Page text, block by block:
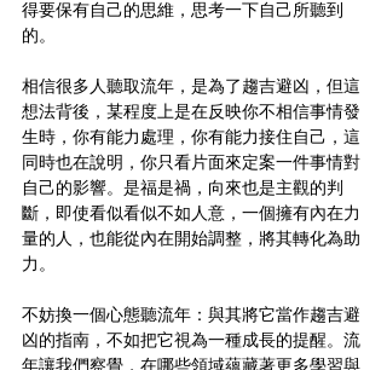
得要保有自己的思維，思考一下自己所聽到
的。
相信很多人聽取流年，是為了趨吉避凶，但這
想法背後，某程度上是在反映你不相信事情發
生時，你有能力處理，你有能力接住自己，這
同時也在說明，你只看片面來定案一件事情對
自己的影響。是福是禍，向來也是主觀的判
斷，即使看似看似不如人意，一個擁有內在力
量的人，也能從內在開始調整，將其轉化為助
力。
不妨換一個心態聽流年：與其將它當作趨吉避
凶的指南，不如把它視為一種成長的提醒。流
年讓我們察覺，在哪些領域蘊藏著更多學習與